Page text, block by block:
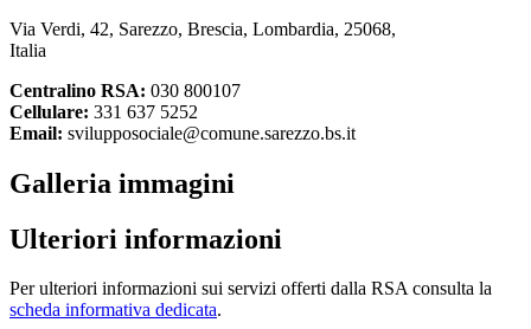
Via Verdi, 42, Sarezzo, Brescia, Lombardia, 25068,
Italia
Centralino RSA: 030 800107
Cellulare: 331 637 5252
Email: svilupposociale@comune.sarezzo.bs.it
Galleria immagini
Ulteriori informazioni
Per ulteriori informazioni sui servizi offerti dalla RSA consulta la
scheda informativa dedicata.